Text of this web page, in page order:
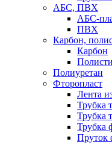
АБС, ПВХ
АБС-
ПВХ
Карбон,
Карбон
Полиуретан
Фторопласт
Лента
Трубка
Трубка
Трубка
Пруток